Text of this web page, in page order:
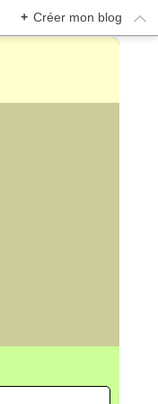
+ Créer mon blog